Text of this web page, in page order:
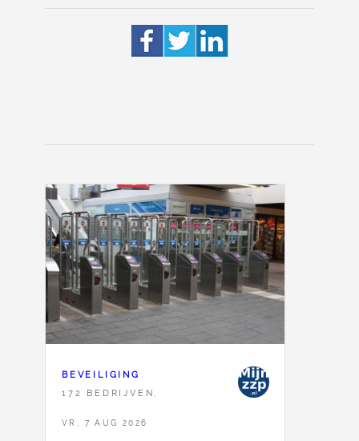
BEVEILIGING
172 BEDRIJVEN,
VR, 7 AUG 2026